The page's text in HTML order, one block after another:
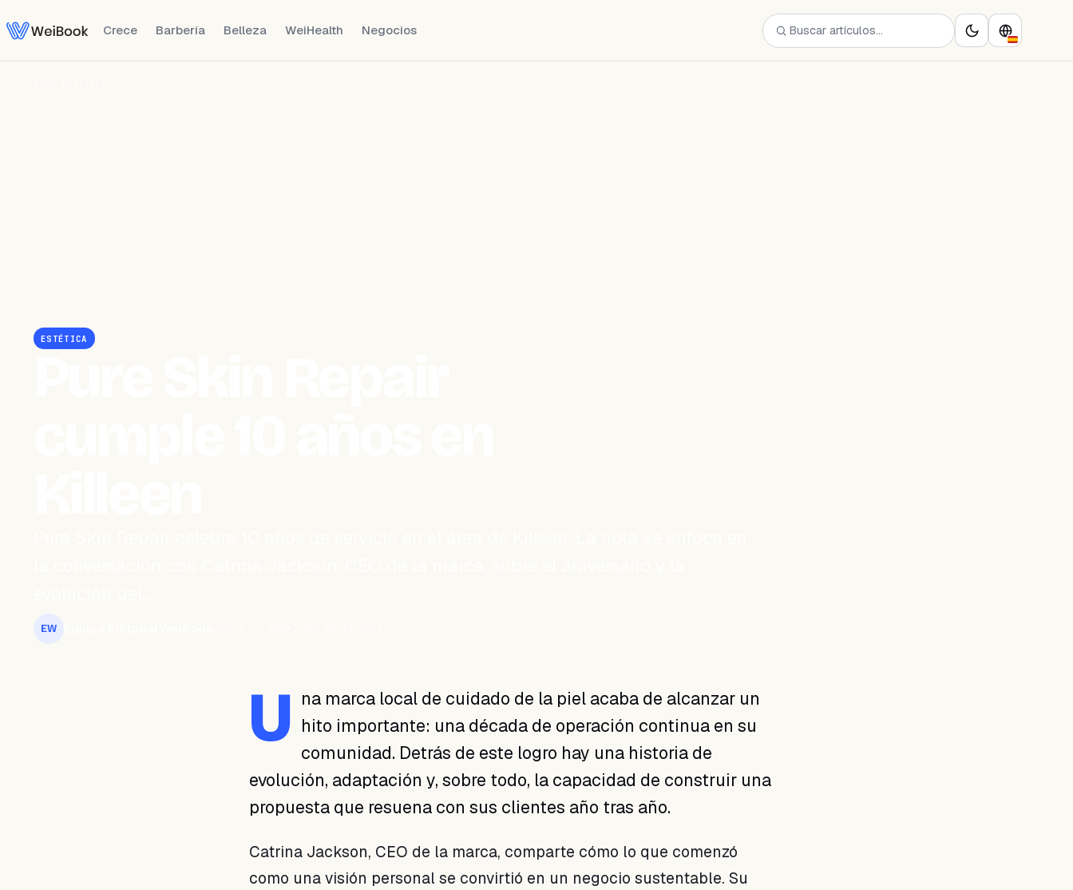
Crece Barbería Belleza WeiHealth Negocios
ESTÉTICA
EW
U na marca local de cuidado de la piel acaba de alcanzar un
hito importante: una década de operación continua en su
comunidad. Detrás de este logro hay una historia de
evolución, adaptación y, sobre todo, la capacidad de construir una
propuesta que resuena con sus clientes año tras año.
Catrina Jackson, CEO de la marca, comparte cómo lo que comenzó
como una visión personal se convirtió en un negocio sustentable. Su